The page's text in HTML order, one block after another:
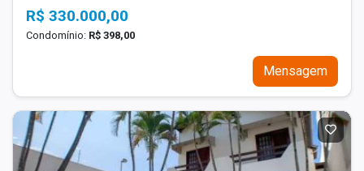
R$ 330.000,00
Condomínio: R$ 398,00
Mensagem